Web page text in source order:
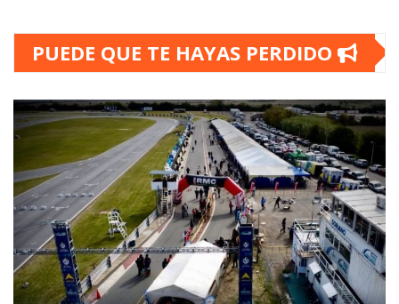
PUEDE QUE TE HAYAS PERDIDO